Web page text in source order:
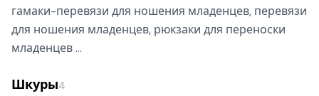
гамаки-перевязи для ношения младенцев, перевязи
для ношения младенцев, рюкзаки для переноски
младенцев …
Шкуры4